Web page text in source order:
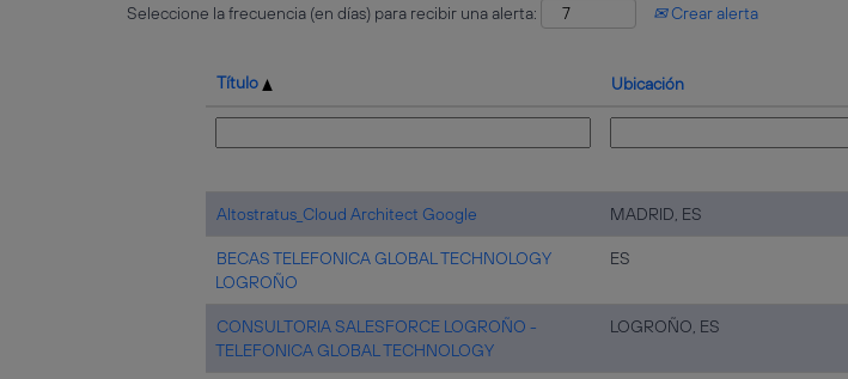
Seleccione la frecuencia (en días) para recibir una alerta: Crear alerta
Título Ubicación
Altostratus_Cloud Architect Google MADRID, ES
BECAS TELEFONICA GLOBAL TECHNOLOGY
LOGROÑO
ES
CONSULTORIA SALESFORCE LOGROÑO -
TELEFONICA GLOBAL TECHNOLOGY
LOGROÑO, ES